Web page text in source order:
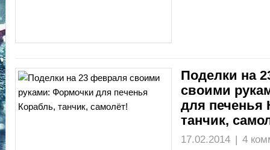
Поделки на
своими
для печенья
танчик,
17.02.2014 | 4